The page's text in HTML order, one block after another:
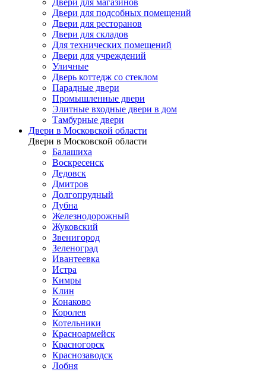
Двери для магазинов
Двери для подсобных помещений
Двери для ресторанов
Двери для складов
Для технических помещений
Двери для учреждений
Уличные
Дверь коттедж со стеклом
Парадные двери
Промышленные двери
Элитные входные двери в дом
Тамбурные двери
Двери в Московской области
Двери в Московской области
Балашиха
Воскресенск
Дедовск
Дмитров
Долгопрудный
Дубна
Железнодорожный
Жуковский
Звенигород
Зеленоград
Ивантеевка
Истра
Кимры
Клин
Конаково
Королев
Котельники
Красноармейск
Красногорск
Краснозаводск
Лобня